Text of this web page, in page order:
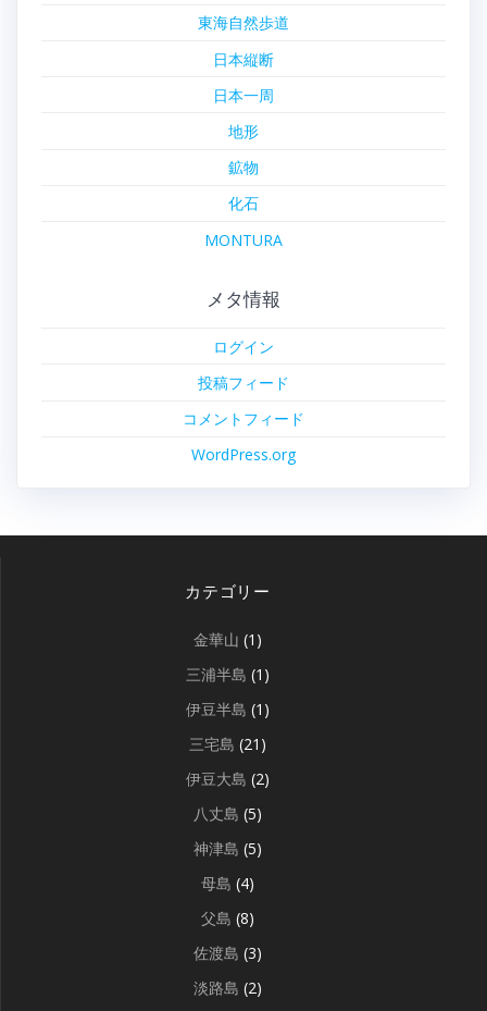
東海自然歩道
日本縦断
日本一周
地形
鉱物
化石
MONTURA
メタ情報
ログイン
投稿フィード
コメントフィード
WordPress.org
カテゴリー
金華山 (1)
三浦半島 (1)
伊豆半島 (1)
三宅島 (21)
伊豆大島 (2)
八丈島 (5)
神津島 (5)
母島 (4)
父島 (8)
佐渡島 (3)
淡路島 (2)